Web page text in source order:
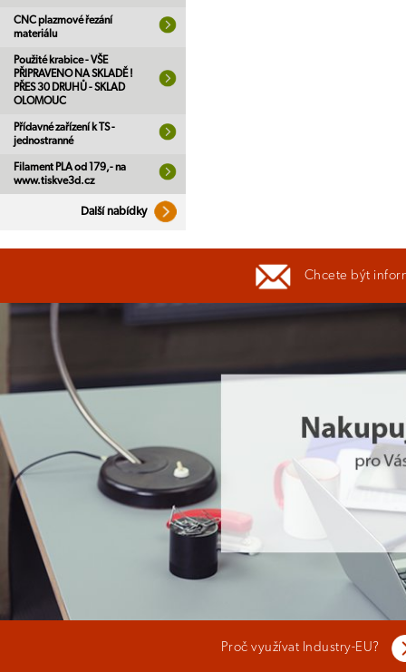
CNC plazmové řezání
materiálu
Použité krabice - VŠE
PŘIPRAVENO NA SKLADĚ !
PŘES 30 DRUHŮ - SKLAD
OLOMOUC
Přídavné zařízení k TS -
jednostranné
Filament PLA od 179,- na
www.tiskve3d.cz
Další nabídky
Chcete být
Proč využívat Industry-EU?